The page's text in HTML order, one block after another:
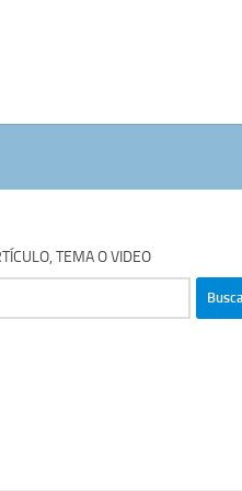
TEMA O VIDEO